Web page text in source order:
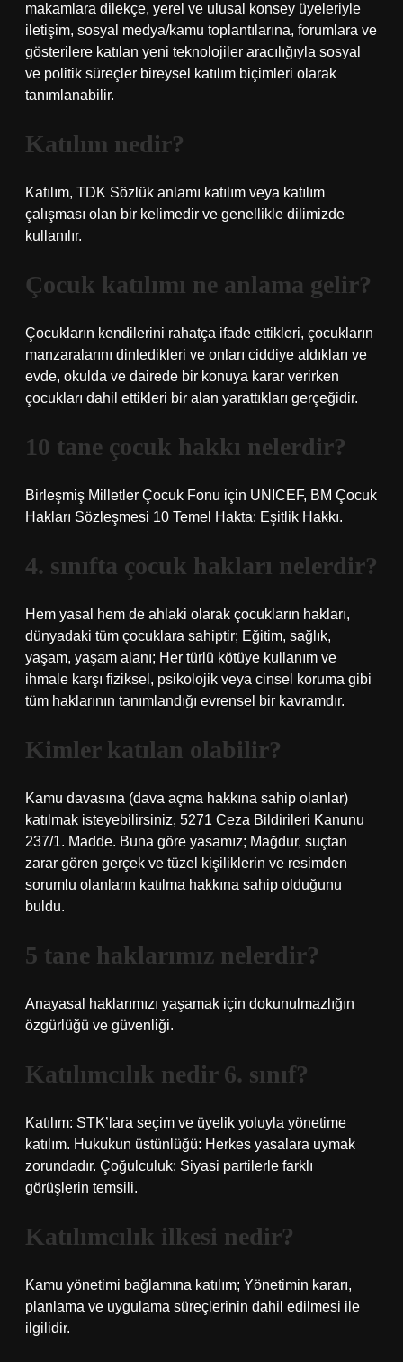
makamlara dilekçe, yerel ve ulusal konsey üyeleriyle
iletişim, sosyal medya/kamu toplantılarına, forumlara ve
gösterilere katılan yeni teknolojiler aracılığıyla sosyal
ve politik süreçler bireysel katılım biçimleri olarak
tanımlanabilir.
Katılım nedir?
Katılım, TDK Sözlük anlamı katılım veya katılım
çalışması olan bir kelimedir ve genellikle dilimizde
kullanılır.
Çocuk katılımı ne anlama gelir?
Çocukların kendilerini rahatça ifade ettikleri, çocukların
manzaralarını dinledikleri ve onları ciddiye aldıkları ve
evde, okulda ve dairede bir konuya karar verirken
çocukları dahil ettikleri bir alan yarattıkları gerçeğidir.
10 tane çocuk hakkı nelerdir?
Birleşmiş Milletler Çocuk Fonu için UNICEF, BM Çocuk
Hakları Sözleşmesi 10 Temel Hakta: Eşitlik Hakkı.
4. sınıfta çocuk hakları nelerdir?
Hem yasal hem de ahlaki olarak çocukların hakları,
dünyadaki tüm çocuklara sahiptir; Eğitim, sağlık,
yaşam, yaşam alanı; Her türlü kötüye kullanım ve
ihmale karşı fiziksel, psikolojik veya cinsel koruma gibi
tüm haklarının tanımlandığı evrensel bir kavramdır.
Kimler katılan olabilir?
Kamu davasına (dava açma hakkına sahip olanlar)
katılmak isteyebilirsiniz, 5271 Ceza Bildirileri Kanunu
237/1. Madde. Buna göre yasamız; Mağdur, suçtan
zarar gören gerçek ve tüzel kişiliklerin ve resimden
sorumlu olanların katılma hakkına sahip olduğunu
buldu.
5 tane haklarımız nelerdir?
Anayasal haklarımızı yaşamak için dokunulmazlığın
özgürlüğü ve güvenliği.
Katılımcılık nedir 6. sınıf?
Katılım: STK’lara seçim ve üyelik yoluyla yönetime
katılım. Hukukun üstünlüğü: Herkes yasalara uymak
zorundadır. Çoğulculuk: Siyasi partilerle farklı
görüşlerin temsili.
Katılımcılık ilkesi nedir?
Kamu yönetimi bağlamına katılım; Yönetimin kararı,
planlama ve uygulama süreçlerinin dahil edilmesi ile
ilgilidir.